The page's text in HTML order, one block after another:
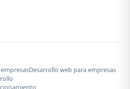
Desarrollo web para empresas